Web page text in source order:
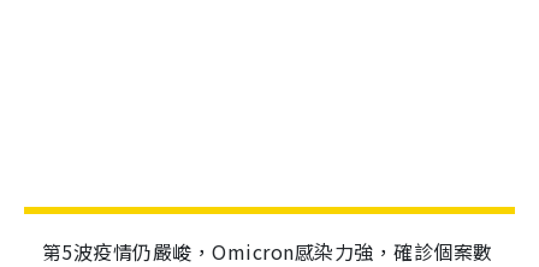
第5波疫情仍嚴峻，Omicron感染力強，確診個案數